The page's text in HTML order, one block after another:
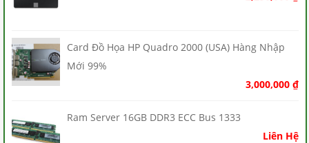
Card Đồ Họa HP Quadro 2000 (USA) Hàng Nhập
Mới 99%
3,000,000 ₫
Ram Server 16GB DDR3 ECC Bus 1333
Liên Hệ